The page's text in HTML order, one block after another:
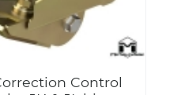
Control